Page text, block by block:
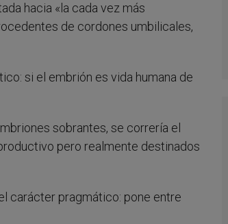
hacia «la cada vez más
de cordones umbilicales,
si el embrión es vida humana de
sobrantes, se correría el
pero realmente destinados
carácter pragmático: pone entre